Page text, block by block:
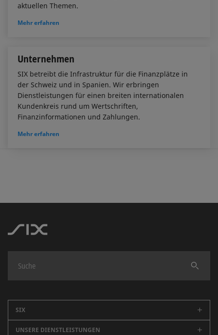
aktuellen Themen.
Mehr erfahren
Unternehmen
SIX betreibt die Infrastruktur für die Finanzplätze in
der Schweiz und in Spanien. Wir erbringen
Dienstleistungen für einen breiten internationalen
Kundenkreis rund um Wertschriften,
Finanzinformationen und Zahlungen.
Mehr erfahren
Finden
SIX
Unternehmen
UNSERE DIENSTLEISTUNGEN